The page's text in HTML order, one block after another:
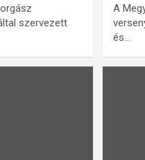
szervezett
A
és…